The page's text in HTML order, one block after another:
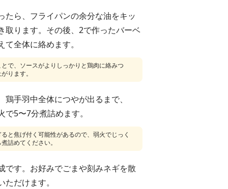
たら、フライパンの余分な油をキッ
取ります。その後、2で作ったバーベ
全体に絡めます。
で、ソースがよりしっかりと鶏肉に絡みつ
ります。
手羽中全体につやが出るまで、
5〜7分煮詰めます。
と焦げ付く可能性があるので、弱火でじっく
詰めてください。
です。お好みでごまや刻みネギを散
だけます。